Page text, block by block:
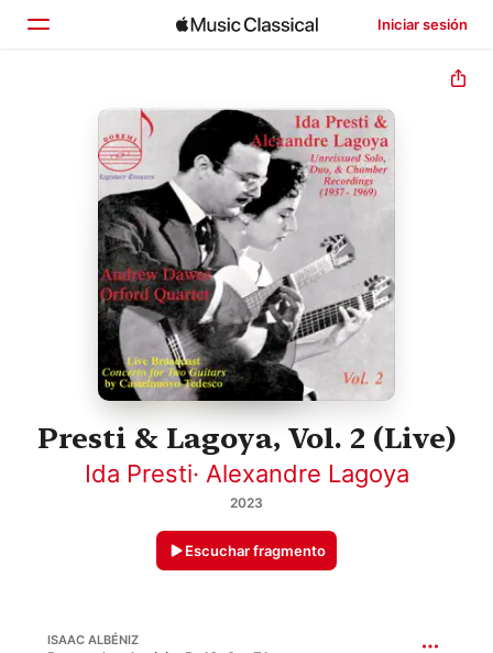
Iniciar sesión
Inicio
Explorar
Buscar
Presti & Lagoya, Vol. 2 (Live)
Ida Presti· Alexandre Lagoya
2023
Escuchar fragmento
ISAAC ALBÉNIZ